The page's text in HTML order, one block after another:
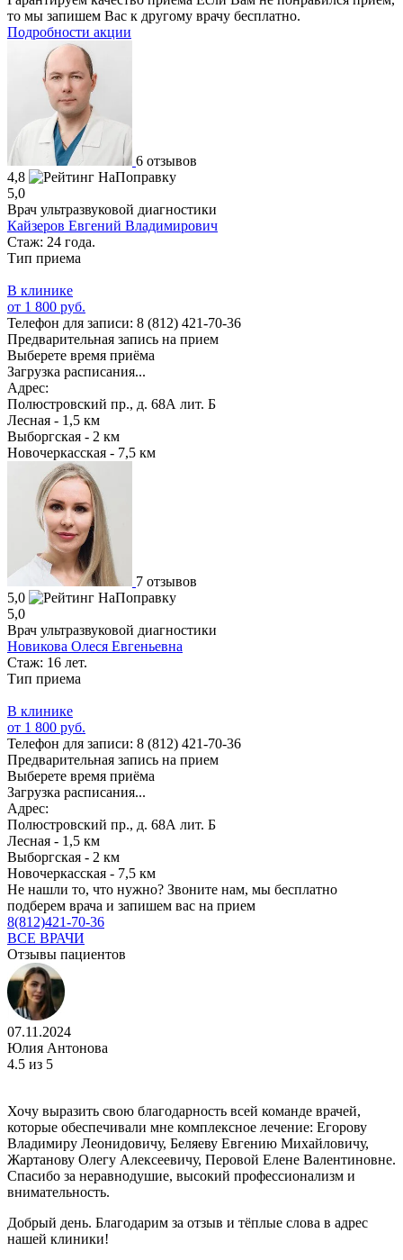
то мы запишем Вас к другому врачу бесплатно.
Подробности акции
6 отзывов
4,8
5,0
Врач ультразвуковой диагностики
Кайзеров Евгений Владимирович
Стаж: 24 года.
Тип приема
В клинике
от 1 800 руб.
Телефон для записи: 8 (812) 421-70-36
Предварительная запись на прием
Выберете время приёма
Загрузка расписания...
Адрес:
Полюстровский пр., д. 68А лит. Б
Лесная - 1,5 км
Выборгская - 2 км
Новочеркасская - 7,5 км
7 отзывов
5,0
5,0
Врач ультразвуковой диагностики
Новикова Олеся Евгеньевна
Стаж: 16 лет.
Тип приема
В клинике
от 1 800 руб.
Телефон для записи: 8 (812) 421-70-36
Предварительная запись на прием
Выберете время приёма
Загрузка расписания...
Адрес:
Полюстровский пр., д. 68А лит. Б
Лесная - 1,5 км
Выборгская - 2 км
Новочеркасская - 7,5 км
Не нашли то, что нужно? Звоните нам, мы бесплатно
подберем врача и запишем вас на прием
8(812)421-70-36
ВСЕ ВРАЧИ
Отзывы пациентов
07.11.2024
Юлия Антонова
4.5 из 5
Хочу выразить свою благодарность всей команде врачей,
которые обеспечивали мне комплексное лечение: Егорову
Владимиру Леонидовичу, Беляеву Евгению Михайловичу,
Жартанову Олегу Алексеевичу, Перовой Елене Валентиновне.
Спасибо за неравнодушие, высокий профессионализм и
внимательность.
Добрый день. Благодарим за отзыв и тёплые слова в адрес
нашей клиники!